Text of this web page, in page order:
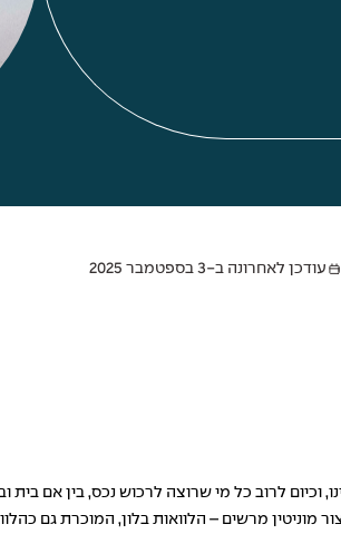
עודכן לאחרונה ב-3 בספטמבר 2025
וכיום לרוב כל מי שרוצה לרכוש נכס, בין אם בית
מוניטין מרשים – הלוואות בלון, המוכרת גם כ